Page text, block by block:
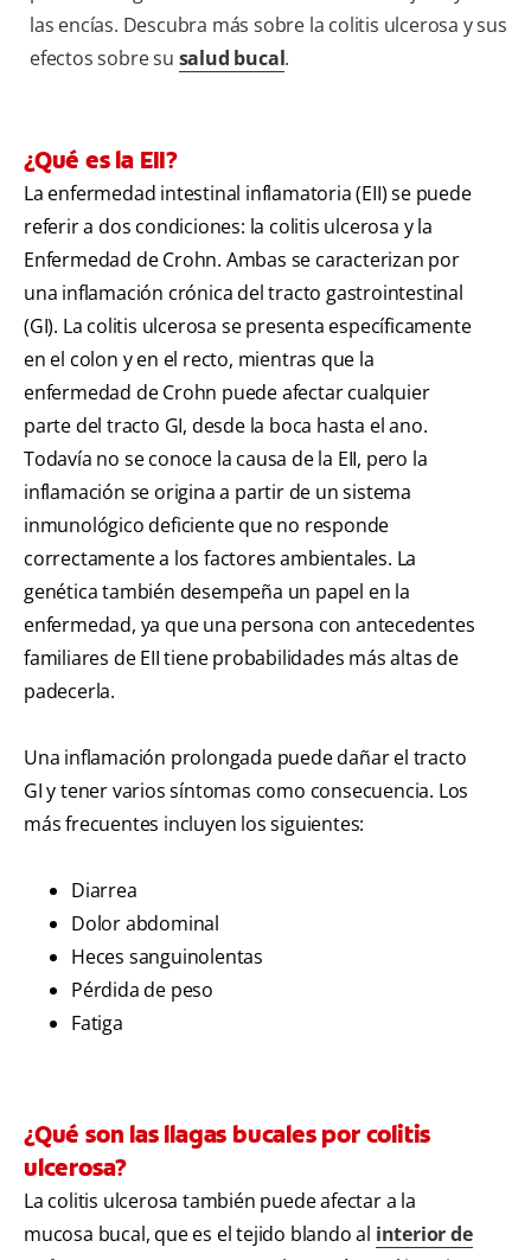
las encías. Descubra más sobre la colitis ulcerosa y sus
efectos sobre su salud bucal.
¿Qué es la EII?
La enfermedad intestinal inflamatoria (EII) se puede
referir a dos condiciones: la colitis ulcerosa y la
Enfermedad de Crohn. Ambas se caracterizan por
una inflamación crónica del tracto gastrointestinal
(GI). La colitis ulcerosa se presenta específicamente
en el colon y en el recto, mientras que la
enfermedad de Crohn puede afectar cualquier
parte del tracto GI, desde la boca hasta el ano.
Todavía no se conoce la causa de la EII, pero la
inflamación se origina a partir de un sistema
inmunológico deficiente que no responde
correctamente a los factores ambientales. La
genética también desempeña un papel en la
enfermedad, ya que una persona con antecedentes
familiares de EII tiene probabilidades más altas de
padecerla.
Una inflamación prolongada puede dañar el tracto
GI y tener varios síntomas como consecuencia. Los
más frecuentes incluyen los siguientes:
Diarrea
Dolor abdominal
Heces sanguinolentas
Pérdida de peso
Fatiga
¿Qué son las llagas bucales por colitis
ulcerosa?
La colitis ulcerosa también puede afectar a la
mucosa bucal, que es el tejido blando al interior de